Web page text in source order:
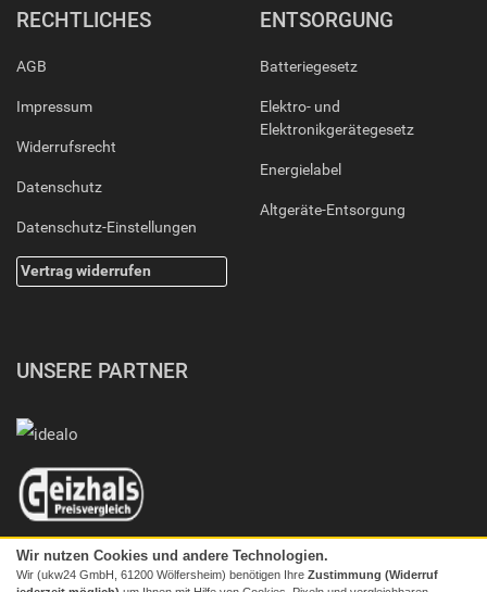
RECHTLICHES
AGB
Impressum
Widerrufsrecht
Datenschutz
Datenschutz-Einstellungen
Vertrag widerrufen
ENTSORGUNG
Batteriegesetz
Elektro- und
Elektronikgerätegesetz
Energielabel
Altgeräte-Entsorgung
UNSERE PARTNER
Wir nutzen Cookies und andere Technologien.
Wir (ukw24 GmbH, 61200 Wölfersheim) benötigen Ihre Zustimmung (Widerruf